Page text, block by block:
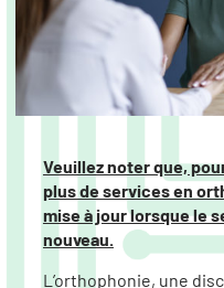
Veuillez noter que,
plus de services en
mise à jour lorsque le
nouveau.
L’orthophonie, une